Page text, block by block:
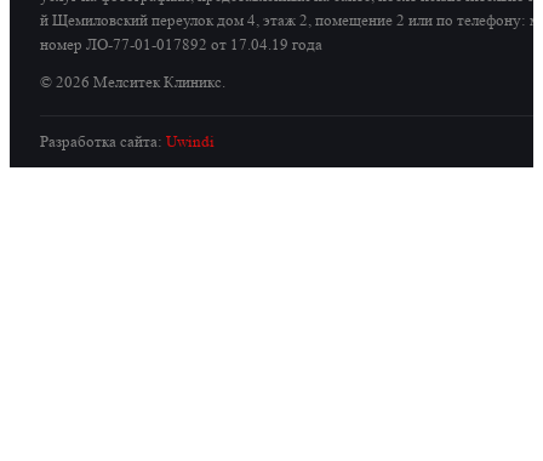
й Щемиловский переулок дом 4, этаж 2, помещение 2 или по
номер ЛО-77-01-017892 от 17.04.19 года
© 2026 Мелситек Клиникс.
Разработка сайта: Uwindi